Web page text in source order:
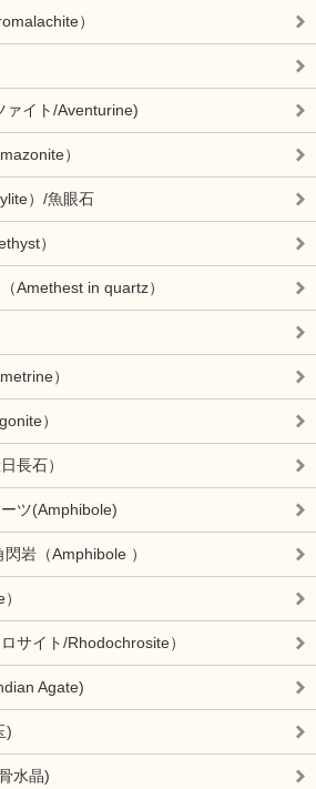
）
ァイト/Aventurine)
）
）/魚眼石
）
Amethest in quartz）
）
）
長石）
ツ(Amphibole)
岩（Amphibole ）
サイト/Rhodochrosite）
Agate)
)
水晶)